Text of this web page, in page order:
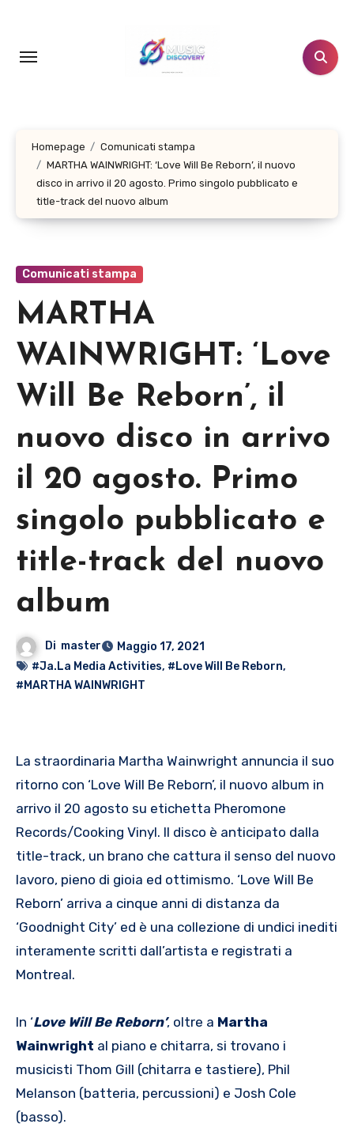
contenuto
Homepage
Comunicati stampa
MARTHA WAINWRIGHT: ‘Love Will Be Reborn’, il nuovo
disco in arrivo il 20 agosto. Primo singolo pubblicato e
title-track del nuovo album
Comunicati stampa
MARTHA
WAINWRIGHT: ‘Love
Will Be Reborn’, il
nuovo disco in arrivo
il 20 agosto. Primo
singolo pubblicato e
title-track del nuovo
album
Di master
Maggio 17, 2021
#Ja.La Media Activities, #Love Will Be Reborn,
#MARTHA WAINWRIGHT
La straordinaria Martha Wainwright annuncia il suo
ritorno con ‘Love Will Be Reborn’, il nuovo album in
arrivo il 20 agosto su etichetta Pheromone
Records/Cooking Vinyl. Il disco è anticipato dalla
title-track, un brano che cattura il senso del nuovo
lavoro, pieno di gioia ed ottimismo. ‘Love Will Be
Reborn’ arriva a cinque anni di distanza da
‘Goodnight City’ ed è una collezione di undici inediti
interamente scritti dall’artista e registrati a
Montreal.
In ‘Love Will Be Reborn’, oltre a Martha
Wainwright al piano e chitarra, si trovano i
musicisti Thom Gill (chitarra e tastiere), Phil
Melanson (batteria, percussioni) e Josh Cole
(basso).